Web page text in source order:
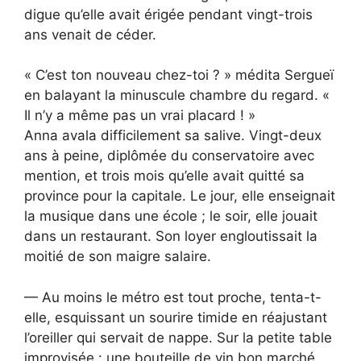
digue qu’elle avait érigée pendant vingt-trois
ans venait de céder.
« C’est ton nouveau chez-toi ? » médita Sergueï
en balayant la minuscule chambre du regard. «
Il n’y a même pas un vrai placard ! »
Anna avala difficilement sa salive. Vingt-deux
ans à peine, diplômée du conservatoire avec
mention, et trois mois qu’elle avait quitté sa
province pour la capitale. Le jour, elle enseignait
la musique dans une école ; le soir, elle jouait
dans un restaurant. Son loyer engloutissait la
moitié de son maigre salaire.
— Au moins le métro est tout proche, tenta-t-
elle, esquissant un sourire timide en réajustant
l’oreiller qui servait de nappe. Sur la petite table
improvisée : une bouteille de vin bon marché,